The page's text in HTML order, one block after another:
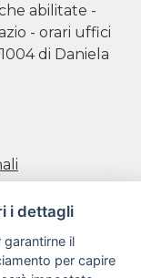
abilitate -
- orari uffici
di Daniela
Cookie
i dettagli
il
per capire